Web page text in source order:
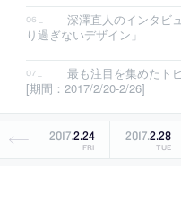
深澤直人のインタビ
り過ぎないデザイン」
最も注目を集めたト
[期間：2017/2/20-2/26]
2017.2.24
FRI
2017.2.28
TUE